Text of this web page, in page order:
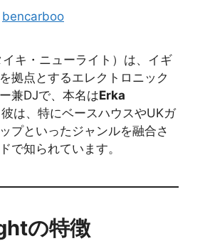
bencarboo
イキ・ニューライト）は、イギ
拠点とするエレクトロニック
兼DJで、本名はErka
は、特にベースハウスやUKガ
プといったジャンルを融合さ
で知られています。
の特徴